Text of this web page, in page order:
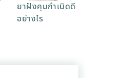
ยาฝังคุมกำเนิดดี
อย่างไร